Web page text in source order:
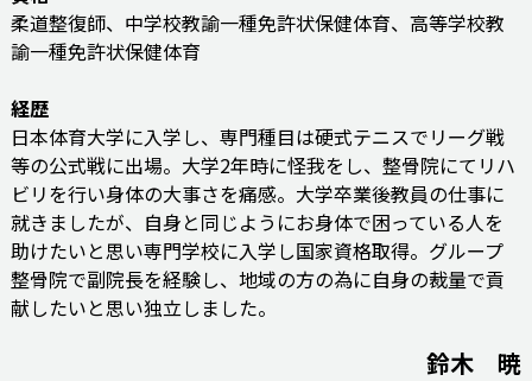
柔道整復師、中学校教諭一種免許状保健体育、高等学校教
諭一種免許状保健体育
経歴
日本体育大学に入学し、専門種目は硬式テニスでリーグ戦
等の公式戦に出場。大学2年時に怪我をし、整骨院にてリハ
ビリを行い身体の大事さを痛感。大学卒業後教員の仕事に
就きましたが、自身と同じようにお身体で困っている人を
助けたいと思い専門学校に入学し国家資格取得。グループ
整骨院で副院長を経験し、地域の方の為に自身の裁量で貢
献したいと思い独立しました。
鈴木 暁